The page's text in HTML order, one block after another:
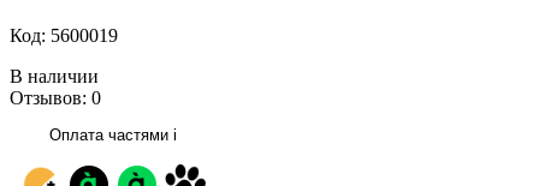
Код: 5600019
В наличии
Отзывов: 0
Оплата частями i